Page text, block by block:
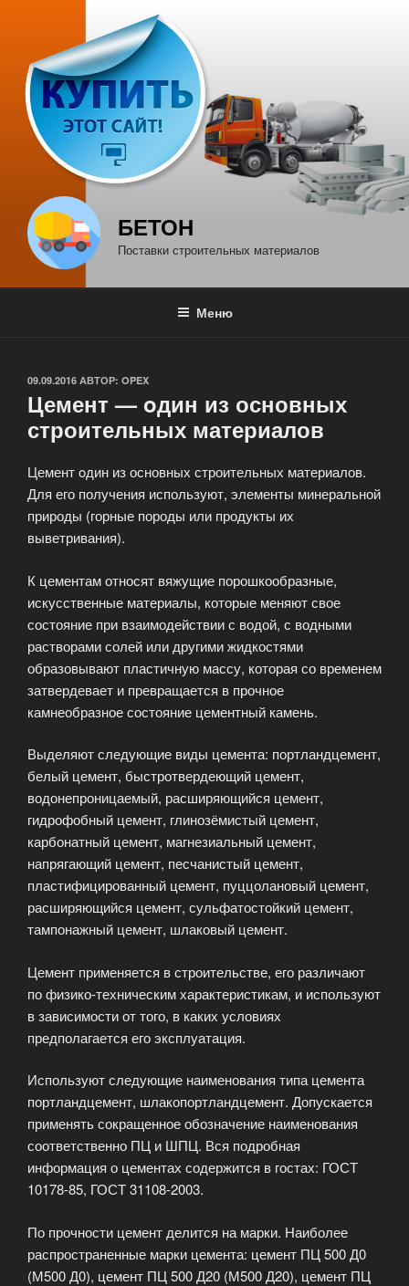
содержимому
БЕТОН
Поставки строительных материалов
Меню
ОПУБЛИКОВАНО
09.09.2016 АВТОР: OPEX
Цемент — oдин из основных
строительных материалов
Цемент oдин из основных строительных материалов.
Для его получения используют, элементы минеральной
природы (горные породы или продукты их
выветривания).
К цементам относят вяжущие порошкообразные,
искусственные материалы, которые меняют свое
состояние при взаимодействии с водой, с водными
растворами солей или другими жидкостями
образовывают пластичную массу, которая со временем
затвердевает и превращается в прочное
камнеобразное состояние цементный камень.
Выделяют следующие виды цемента: портландцемент,
белый цемент, быстротвердеющий цемент,
водонепроницаемый, расширяющийся цемент,
гидрофобный цемент, глинозёмистый цемент,
карбонатный цемент, магнезиальный цемент,
напрягающий цемент, песчанистый цемент,
пластифицированный цемент, пуццолановый цемент,
расширяющийся цемент, сульфатостойкий цемент,
тампонажный цемент, шлаковый цемент.
Цемент применяется в строительстве, его различают
по физико-техническим характеристикам, и используют
в зависимости от того, в каких условиях
предполагается его эксплуатация.
Используют следующие наименования типа цемента
портландцемент, шлакопортландцемент. Допускается
применять сокращенное обозначение наименования
соответственно ПЦ и ШПЦ. Вся подробная
информация о цементах содержится в гостах: ГОСТ
10178-85, ГОСТ 31108-2003.
По прочности цемент делится на марки. Наиболее
распространенные марки цемента: цемент ПЦ 500 Д0
(М500 Д0), цемент ПЦ 500 Д20 (М500 Д20), цемент ПЦ